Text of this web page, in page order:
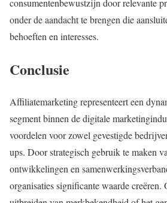
onder de aandacht te brengen die
behoeften en interesses.
Conclusie
Affiliatemarketing representeert een
segment binnen de digitale
voordelen voor zowel gevestigde
ups. Door strategisch gebruik te maken
ontwikkelingen en
organisaties significante waarde creëren.